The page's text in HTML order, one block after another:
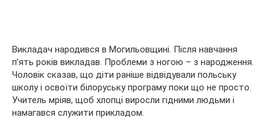
Викладач народився в Могильовщині. Після навчання
п’ять років викладав. Проблеми з ногою – з народження.
Чоловік сказав, що діти раніше відвідували польську
школу і освоїти білоруську програму поки що не просто.
Учитель мріяв, щоб хлопці виросли гідними людьми і
намагався служити прикладом.